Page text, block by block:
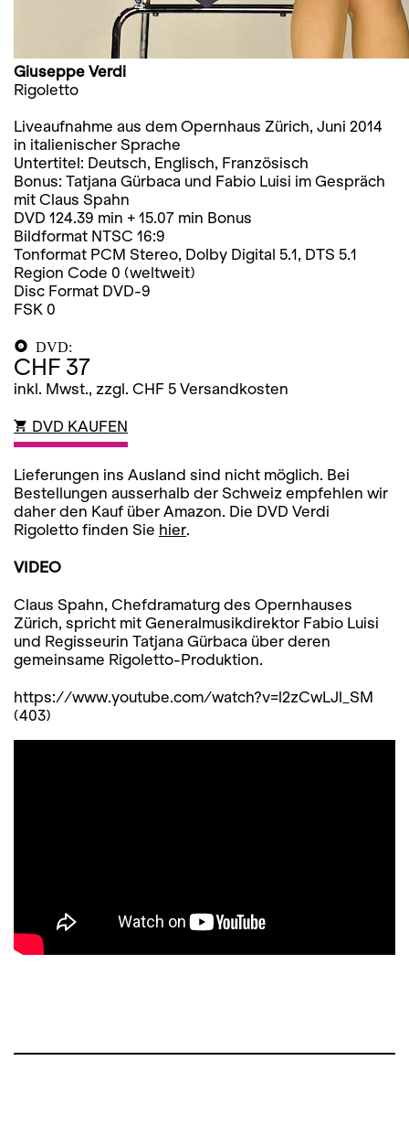
Giuseppe Verdi
Rigoletto
Liveaufnahme aus dem Opernhaus Zürich, Juni 2014
in italienischer Sprache
Untertitel: Deutsch, Englisch, Französisch
Bonus: Tatjana Gürbaca und Fabio Luisi im Gespräch
mit Claus Spahn
DVD 124.39 min + 15.07 min Bonus
Bildformat NTSC 16:9
Tonformat PCM Stereo, Dolby Digital 5.1, DTS 5.1
Region Code 0 (weltweit)
Disc Format DVD-9
FSK 0
DVD:
CHF 37
inkl. Mwst., zzgl. CHF 5 Versandkosten
DVD KAUFEN
Lieferungen ins Ausland sind nicht möglich. Bei
Bestellungen ausserhalb der Schweiz empfehlen wir
daher den Kauf über Amazon. Die DVD Verdi
Rigoletto finden Sie hier.
VIDEO
Claus Spahn, Chefdramaturg des Opernhauses
Zürich, spricht mit Generalmusikdirektor Fabio Luisi
und Regisseurin Tatjana Gürbaca über deren
gemeinsame Rigoletto-Produktion.
https://www.youtube.com/watch?v=l2zCwLJl_SM
(403)